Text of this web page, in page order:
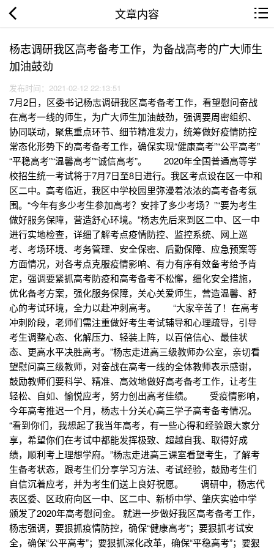
文章内容
杨志调研我区高考备考工作，为备战高考的广大师生
加油鼓劲
发布时间：2021-02-12 22:13:51
7月2日，区委书记杨志调研我区高考备考工作，看望慰问奋战
在高考一线的师生，为广大师生加油鼓劲，强调要周密组织、
协同联动，聚焦重点环节、细节精准发力，统筹做好疫情防控
常态化形势下的高考备考工作，确保实现“健康高考”“公平高考”
“平稳高考”“温馨高考”“诚信高考”。 2020年全国普通高等学
校招生统一考试将于7月7日至8日进行。我区考点设在区一中和
区二中。高考临近，我区中学校园里弥漫着浓浓的高考备考氛
围。“今年有多少考生参加高考？安排了多少考场？”“要为考生
做好服务保障，营造舒心环境。”杨志先后来到区二中、区一中
进行实地检查，详细了解考点疫情防控、监控系统、网上巡
考、考场环境、考务管理、安全保密、后勤保障、应急预案等
方面情况，对各考点克服疫情影响、有力有序有效备考给予肯
定，强调要紧抓高考防疫和高考备考不松懈，细化安全措施，
优化备考方案，强化服务保障，关心关爱师生，营造温馨、舒
心的考试环境，全力以赴冲刺高考。 “大家辛苦了！在高考
冲刺阶段，老师们需注重做好考生考试辅导和心理疏导，引导
考生调整心态、化解压力、轻装上阵，以百倍信心、最佳状
态、更高水平决胜高考。”杨志走进高三级教师办公室，亲切看
望慰问高三级教师，对奋战在高考一线的全体教师表示感谢，
鼓励教师们要科学、精准、高效地做好高考备考工作，让考生
轻松、自如、愉悦应考，努力创出高考佳绩。 受疫情影响，
今年高考推迟一个月，杨志十分关心高三学子高考备考情况。
“看到你们，我想起了我当年高考，有一些心得和经验跟大家分
享，希望你们在考试中都能发挥极致、超越自我、取得好成
绩，顺利考上理想学府。”杨志走进高三课室看望考生，了解考
生备考状态，跟考生们分享学习方法、考试经验，鼓励考生们
自信沉着应考，并为考生们送上良好祝愿。 调研中，杨志代
表区委、区政府向区一中、区二中、新桥中学、肇庆实验中学
颁发了2020年高考慰问金。 就进一步做好我区高考备考工作，
杨志强调，要狠抓疫情防控，确保“健康高考”；要狠抓考试安
全，确保“公平高考”；要狠抓深化改革，确保“平稳高考”；要狠